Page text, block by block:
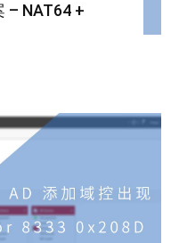
– NAT64 +